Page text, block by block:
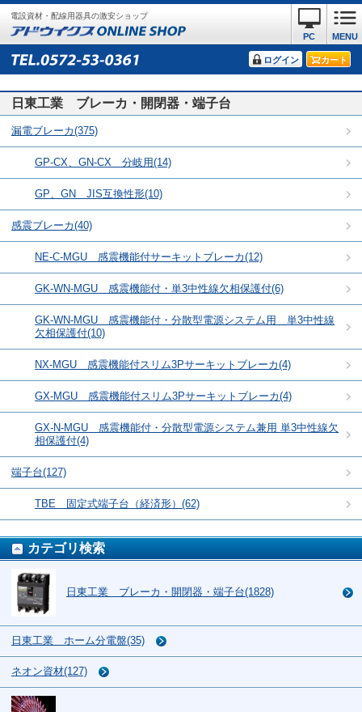
電設資材・配線用器具の激安ショップ
MENU
PC
ログイン カート
日東工業 ブレーカ・開閉器・端子台
漏電ブレーカ(375)
GP-CX、GN-CX 分岐用(14)
GP、GN JIS互換性形(10)
感震ブレーカ(40)
NE-C-MGU 感震機能付サーキットブレーカ(12)
GK-WN-MGU 感震機能付・単3中性線欠相保護付(6)
GK-WN-MGU 感震機能付・分散型電源システム用 単3中性線
欠相保護付(10)
NX-MGU 感震機能付スリム3Pサーキットブレーカ(4)
GX-MGU 感震機能付スリム3Pサーキットブレーカ(4)
GX-N-MGU 感震機能付・分散型電源システム兼用 単3中性線欠
相保護付(4)
端子台(127)
TBE 固定式端子台（経済形）(62)
カテゴリ検索
日東工業 ブレーカ・開閉器・端子台(1828)
日東工業 ホーム分電盤(35)
ネオン資材(127)